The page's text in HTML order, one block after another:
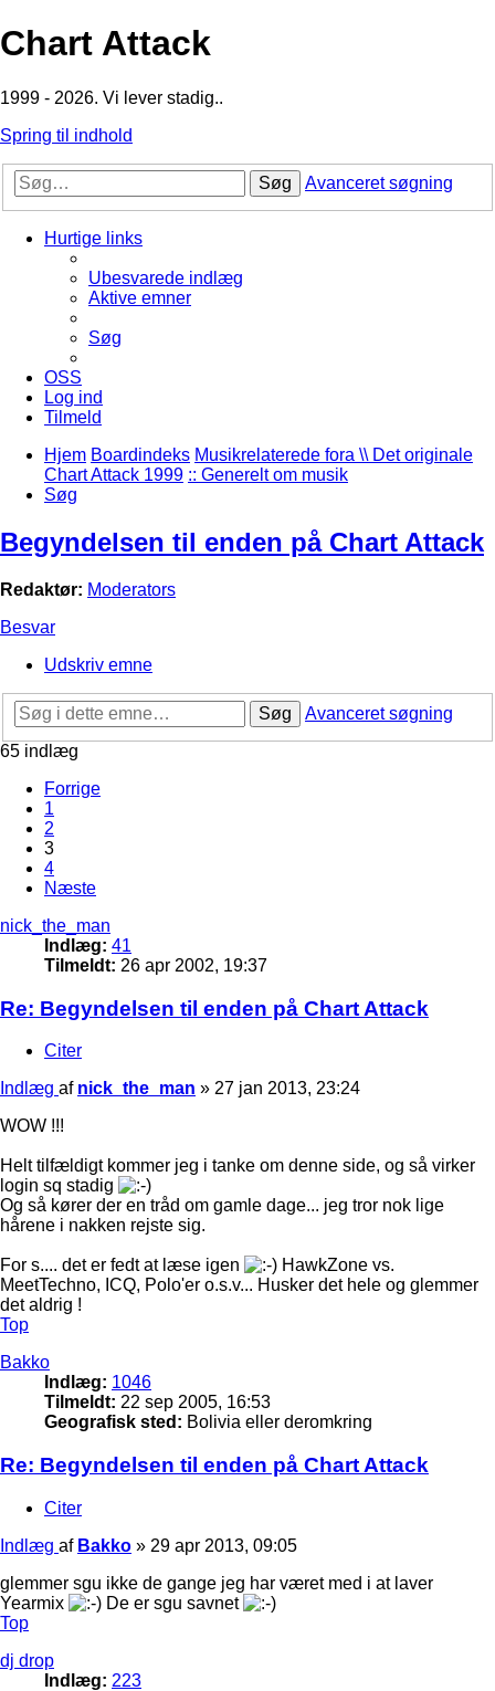
Chart Attack
1999 - 2026. Vi lever stadig..
Spring til indhold
Søg Avanceret søgning
Hurtige links
Ubesvarede indlæg
Aktive emner
Søg
OSS
Log ind
Tilmeld
Hjem Boardindeks Musikrelaterede fora \\ Det originale
Chart Attack 1999 :: Generelt om musik
Søg
Begyndelsen til enden på Chart Attack
Redaktør: Moderators
Besvar
Udskriv emne
Søg
Avanceret søgning
65 indlæg
Forrige
1
2
3
4
Næste
nick_the_man
Indlæg: 41
Tilmeldt: 26 apr 2002, 19:37
Re: Begyndelsen til enden på Chart Attack
Citer
Indlæg af nick_the_man » 27 jan 2013, 23:24
WOW !!!
Helt tilfældigt kommer jeg i tanke om denne side, og så virker
login sq stadig
Og så kører der en tråd om gamle dage... jeg tror nok lige
hårene i nakken rejste sig.
For s.... det er fedt at læse igen
HawkZone vs.
MeetTechno, ICQ, Polo'er o.s.v... Husker det hele og glemmer
det aldrig !
Top
Bakko
Indlæg: 1046
Tilmeldt: 22 sep 2005, 16:53
Geografisk sted: Bolivia eller deromkring
Re: Begyndelsen til enden på Chart Attack
Citer
Indlæg af Bakko » 29 apr 2013, 09:05
glemmer sgu ikke de gange jeg har været med i at laver
Yearmix
De er sgu savnet
Top
dj drop
Indlæg: 223